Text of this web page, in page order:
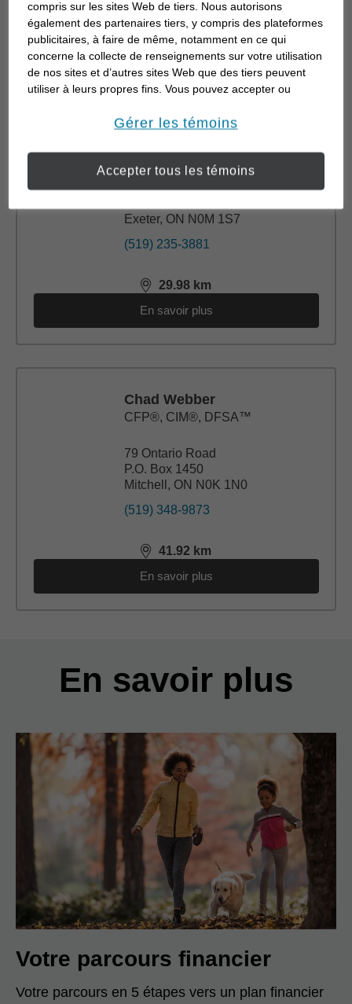
0.2 km
distance,0.2miles
En savoir plus
Mark Hartman
436 Main St.
Exeter, ON N0M 1S7
(519) 235-3881
29.98 km
distance,29.98miles
En savoir plus
Chad Webber
CFP®, CIM®, DFSA™
79 Ontario Road
P.O. Box 1450
Mitchell, ON N0K 1N0
(519) 348-9873
41.92 km
distance,41.92miles
En savoir plus
En savoir plus
Votre parcours financier
Votre parcours en 5 étapes vers un plan financier
compris sur les sites Web de tiers. Nous autorisons
également des partenaires tiers, y compris des plateformes
publicitaires, à faire de même, notamment en ce qui
concerne la collecte de renseignements sur votre utilisation
de nos sites et d’autres sites Web que des tiers peuvent
utiliser à leurs propres fins. Vous pouvez accepter ou
Pour en savoir plus sur la façon dont nous utilisons les
veuillez consulter notreDéclaration de confidentialité de
l’information transmise en ligne opens in a new window
.
Gérer les témoins
Accepter tous les témoins